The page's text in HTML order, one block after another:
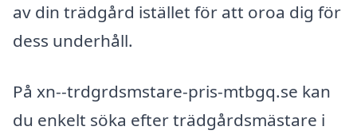
av din trädgård istället för att oroa dig för
dess underhåll.
På xn--trdgrdsmstare-pris-mtbgq.se kan
du enkelt söka efter trädgårdsmästare i